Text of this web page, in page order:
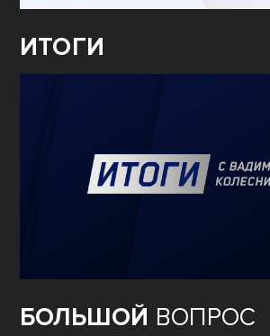
ИТОГИ
БОЛЬШОЙ ВОПРОС